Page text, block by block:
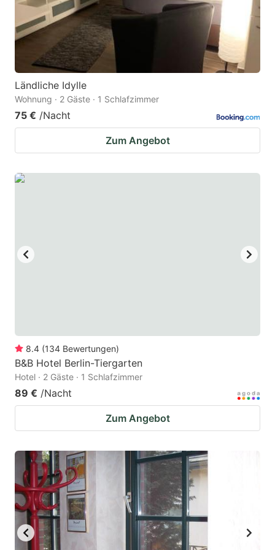
to
get
the
keyboard
shortcuts
for
changing
to
keyboard
changing
dates.
Ländliche Idylle
Wohnung · 2 Gäste · 1 Schlafzimmer
75 € /Nacht
Zum Angebot
8.4 (134 Bewertungen)
B&B Hotel Berlin-Tiergarten
Hotel · 2 Gäste · 1 Schlafzimmer
89 € /Nacht
Zum Angebot